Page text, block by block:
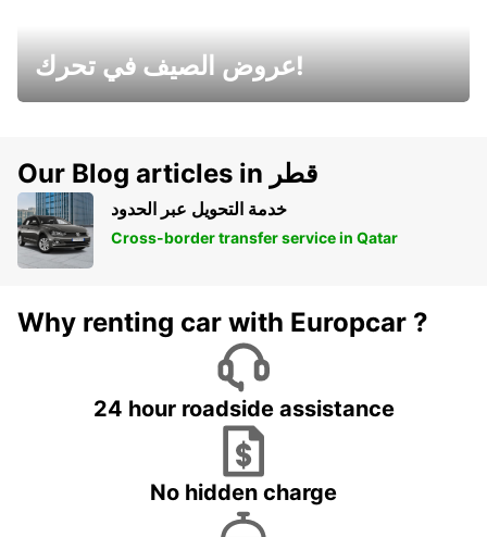
عروض الصيف في تحرك!
Our Blog articles in قطر
خدمة التحويل عبر الحدود
Cross-border transfer service in Qatar
Why renting car with Europcar ?
24 hour roadside assistance
No hidden charge